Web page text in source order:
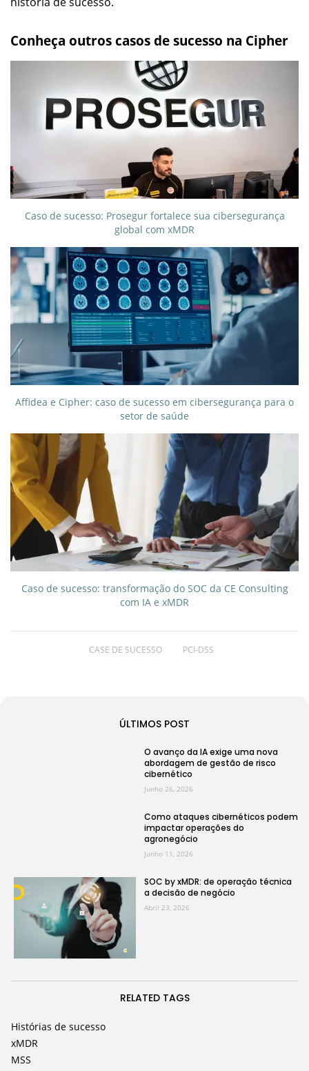
Conheça outros casos de sucesso na Cipher
Caso de sucesso: Prosegur fortalece sua cibersegurança
global com xMDR
Affidea e Cipher: caso de sucesso em cibersegurança para o
setor de saúde
Caso de sucesso: transformação do SOC da CE Consulting
com IA e xMDR
CASE DE SUCESSO PCI-DSS
ÚLTIMOS POST
O avanço da IA exige uma nova
abordagem de gestão de risco
cibernético
Junho 26, 2026
Como ataques cibernéticos podem
impactar operações do
agronegócio
Junho 11, 2026
SOC by xMDR: de operação técnica
a decisão de negócio
Abril 23, 2026
RELATED TAGS
Histórias de sucesso
xMDR
MSS